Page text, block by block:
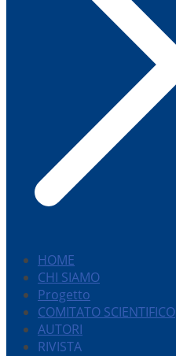
HOME
CHI SIAMO
Progetto
COMITATO SCIENTIFICO
AUTORI
RIVISTA